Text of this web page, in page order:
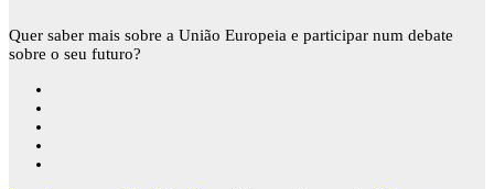
Quer saber mais sobre a União Europeia e participar num debate
sobre o seu futuro?